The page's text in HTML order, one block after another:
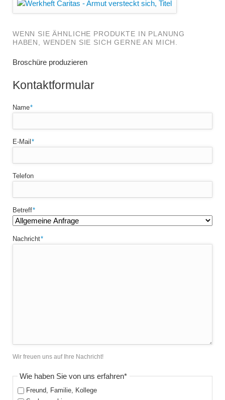
WENN SIE ÄHNLICHE PRODUKTE IN PLANUNG
HABEN, WENDEN SIE SICH GERNE AN MICH.
Broschüre produzieren
Kontaktformular
Pflichtfeld
Name*
Pflichtfeld
E-Mail *
Telefon
Pflichtfeld
Betreff*
Pflichtfeld
Nachricht*
Wir freuen uns auf Ihre Nachricht!
Pflichtfeld
Wie haben Sie von uns erfahren*
Freund, Familie, Kollege